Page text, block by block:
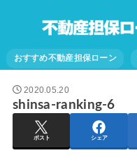
おすすめ不動産担保ローン
2020.05.20
shinsa-ranking-6
ポスト シェア